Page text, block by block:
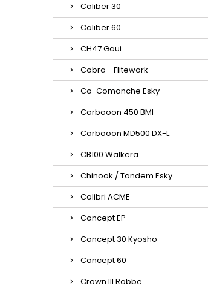
Caliber 30
Caliber 60
CH47 Gaui
Cobra - Flitework
Co-Comanche Esky
Carbooon 450 BMI
Carbooon MD500 DX-L
CB100 Walkera
Chinook / Tandem Esky
Colibri ACME
Concept EP
Concept 30 Kyosho
Concept 60
Crown III Robbe